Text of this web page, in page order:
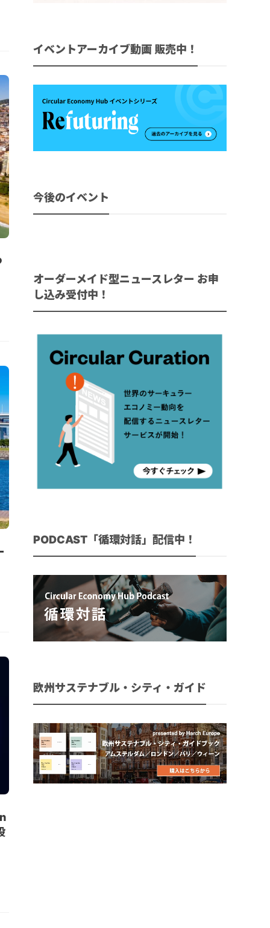
イベントアーカイブ動画 販売中！
今後のイベント
オーダーメイド型ニュースレター お申
し込み受付中！
PODCAST「循環対話」配信中！
欧州サステナブル・シティ・ガイド